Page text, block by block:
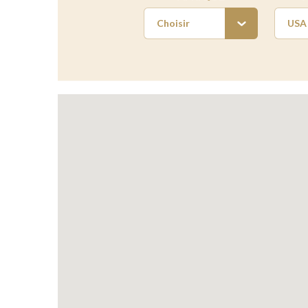
Choisir USA